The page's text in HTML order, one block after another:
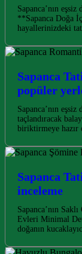
Sapanca’nın
**Sapanca Doğa
hayallerinizdeki
Sapanca
popüler
Sapanca’nın eşsiz
taçlandıracak
biriktirmeye
Sapanca
inceleme
Sapanca’nın
Evleri Minimal
doğanın